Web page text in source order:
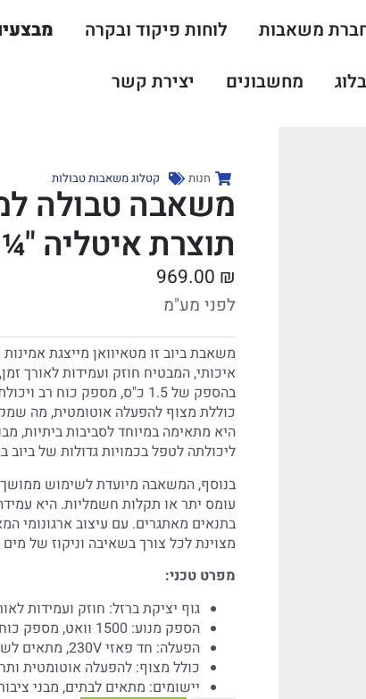
משאבות לוחות פיקוד ובקרה
בלוג מחשבונים יצירת קשר
חנות קטלוג משאבות טבולות
תוצרת איטליה "¼1
969.00 ₪
לפני מע"מ
משאבת ביוב זו מטאיוואן מייצגת
איכותי, המבטיח חוזק ועמידות לאורך
בהספק של 1.5 כ"ס, מספק כוח
כוללת מצוף להפעלה אוטומטית, מה
היא מתאימה במיוחד לסביבות ביתיות,
ליכולתה לטפל בכמויות גדולות של ביוב
בנוסף, המשאבה מיועדת לשימוש ממושך
עומס יתר או תקלות חשמליות. היא
בתנאים מאתגרים. עם עיצוב
מצוינת לכל צורך בשאיבה וניקוז של
מפרט טכני:
גוף יציקת ברזל: חוזק ועמידות
הספק מנוע: 1500 וואט, מספק כוח רב לשאיבה יעילה
הפעלה: חד פאזי 230V, מתאים לשימוש ביתי ומסחרי
כולל מצוף: להפעלה אוטומטית
יישומים: מתאים לבתים, מבני